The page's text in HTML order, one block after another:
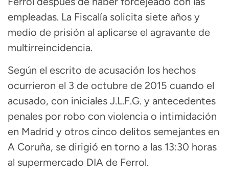
empleadas. La Fiscalía solicita siete años y
medio de prisión al aplicarse el agravante de
multirreincidencia.
Según el escrito de acusación los hechos
ocurrieron el 3 de octubre de 2015 cuando el
acusado, con iniciales J.L.F.G. y antecedentes
penales por robo con violencia o intimidación
en Madrid y otros cinco delitos semejantes en
A Coruña, se dirigió en torno a las 13:30 horas
al supermercado DIA de Ferrol.